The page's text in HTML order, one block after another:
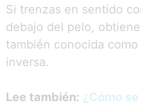
Si trenzas en sentido
debajo del pelo,
también conocida
inversa.
Lee también: ¿Cómo